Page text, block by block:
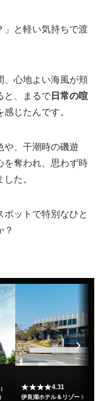
」と軽い気持ちで渡
、心地よい海風が頬
と、まるで日常の喧
じたんです。
や、干潮時の磯遊
を奪われ、思わず時
た。
ポットで特別なひと
？
★★★★4.31
伊良湖ホテル＆リゾート